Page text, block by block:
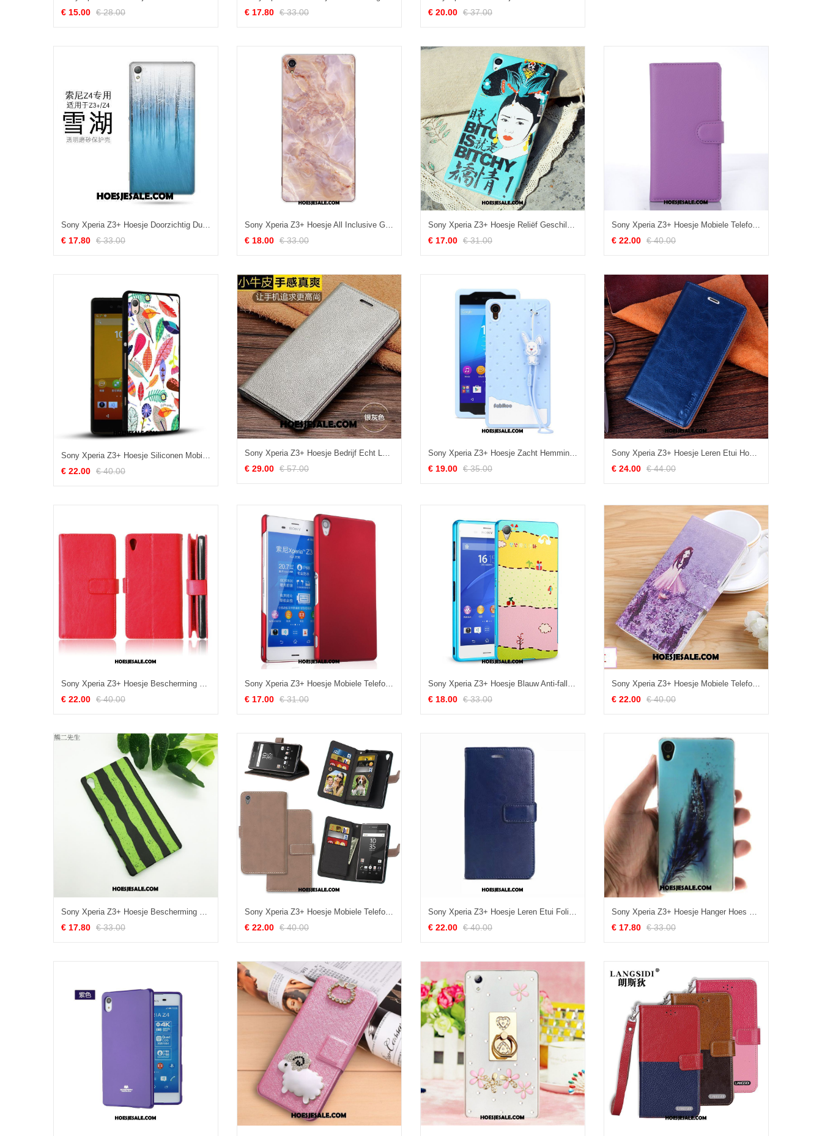
€ 15.00 € 28.00 € 17.80 € 33.00 € 20.00 € 37.00
€ 17.80 € 33.00 € 18.00 € 33.00 € 17.00 € 31.00 € 22.00 € 40.00
€ 22.00 € 40.00 € 29.00 € 57.00 € 19.00 € 35.00 € 24.00 € 44.00
€ 22.00 € 40.00 € 17.00 € 31.00 € 18.00 € 33.00 € 22.00 € 40.00
€ 17.80 € 33.00 € 22.00 € 40.00 € 22.00 € 40.00 € 17.80 € 33.00